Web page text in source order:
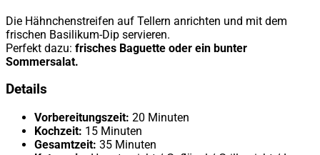
Die Hähnchenstreifen auf Tellern anrichten und mit dem
frischen Basilikum-Dip servieren.
Perfekt dazu: frisches Baguette oder ein bunter
Sommersalat.
Details
Vorbereitungszeit: 20 Minuten
Kochzeit: 15 Minuten
Gesamtzeit: 35 Minuten